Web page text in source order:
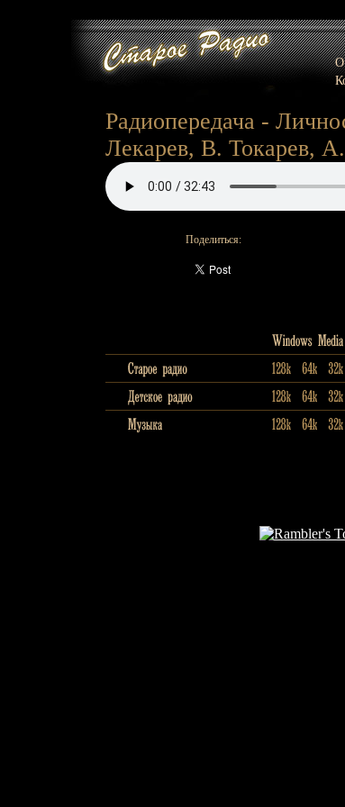
О
Радиопередача -
Лекарев, В. Токарев,
Поделиться: